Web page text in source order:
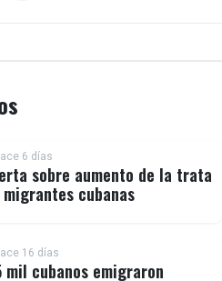
6 días
sobre aumento de la trata
cubanas
16 días
mil cubanos emigraron